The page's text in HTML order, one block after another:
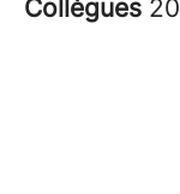
Collègues 20